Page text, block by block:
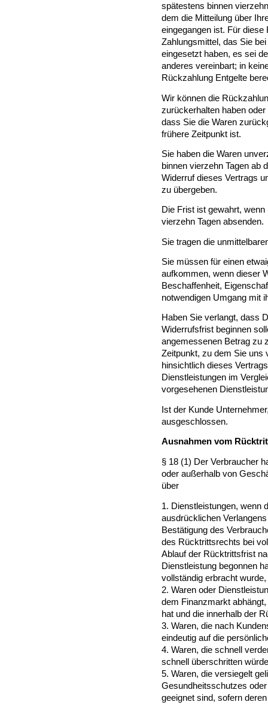
spätestens binnen
dem die Mitteilung über
eingegangen ist. Für
Zahlungsmittel, das Sie
eingesetzt haben, es sei
anderes vereinbart; in
Rückzahlung Entgelte
Wir können die
zurückerhalten haben
dass Sie die Waren
frühere Zeitpunkt ist.
Sie haben die Waren
binnen vierzehn Tagen ab
Widerruf dieses Vertrags
zu übergeben.
Die Frist ist gewahrt,
vierzehn Tagen absenden.
Sie tragen die
Sie müssen für einen
aufkommen, wenn dieser
Beschaffenheit,
notwendigen Umgang mit
Haben Sie verlangt, dass
Widerrufsfrist beginnen
angemessenen Betrag zu
Zeitpunkt, zu dem Sie uns
hinsichtlich dieses
Dienstleistungen im
vorgesehenen
Ist der Kunde
ausgeschlossen.
Ausnahmen vom
§ 18 (1) Der Verbraucher
oder außerhalb von
über
1. Dienstleistungen, wenn
ausdrücklichen
Bestätigung des
des Rücktrittsrechts bei
Ablauf der Rücktrittsfrist
Dienstleistung begonnen
vollständig erbracht wurde,
2. Waren oder
dem Finanzmarkt
hat und die innerhalb der
3. Waren, die nach
eindeutig auf die
4. Waren, die schnell
schnell überschritten
5. Waren, die versiegelt
Gesundheitsschutzes
geeignet sind, sofern